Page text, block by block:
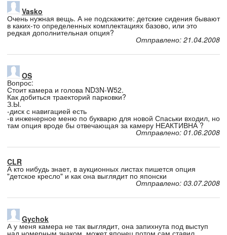
Vasko
Очень нужная вещь. А не подскажите: детские сидения бывают
в каких-то определенных комплектациях базово, или это
редкая дополнительная опция?
Отправлено: 21.04.2008
OS
Вопрос:
Стоит камера и голова ND3N-W52.
Как добиться траекторий парковки?
З.Ы.
-диск с навигацией есть
-в инженерное меню по букварю для новой Спаськи входил, но
там опция вроде бы отвечающая за камеру НЕАКТИВНА ?
Отправлено: 01.06.2008
CLR
А кто нибудь знает, в аукционных листах пишется опция
"детское кресло" и как она выглядит по японски
Отправлено: 03.07.2008
Gychok
А у меня камера не так выглядит, она запихнута под выступ